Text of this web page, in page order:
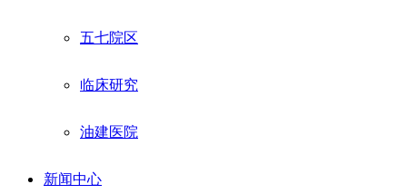
五七院区
临床研究
油建医院
新闻中心